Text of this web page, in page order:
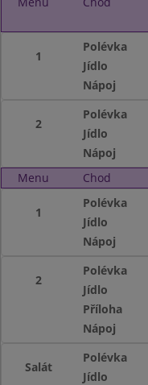
1
Polévka
Jídlo
Nápoj
2
Polévka
Jídlo
Nápoj
Menu
Chod
1
Polévka
Jídlo
Nápoj
2
Polévka
Jídlo
Příloha
Nápoj
Salát
Polévka
Jídlo